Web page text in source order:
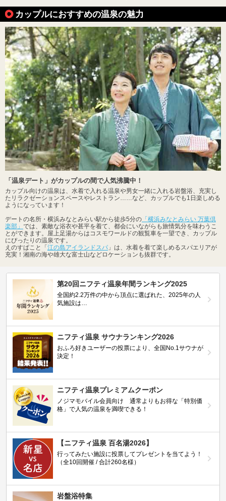
カップルにおすすめの温泉の魅力
「温泉デート」がカップルの間で人気沸騰中！
カップル向けの温泉は、水着で入れる温泉や男女一緒に入れる岩盤浴、充実し
たリラクゼーションスペースやレストラン……など、カップルでも1日楽しめる
ようになっています！
デートの名所・横浜みなとみらい駅から徒歩5分の 「横浜みなとみらい 万葉倶
楽部」 では、素敵な浴衣や甚平を着て、都会にいながらも旅情気分を味わうこ
とができます。屋上足湯からはコスモワールドの観覧車を一望でき、カップル
にぴったりの温泉です。
えのすぱこと「江の島アイランドスパ 」は、水着を着て楽しめるスパエリアが
充実！湘南の海や雄大な富士山などロケーションも抜群です。
第20回ニフティ温泉年間ランキング2025
全国約2.2万件の中から頂点に選ばれた、2025年の人
気施設は…
ニフティ温泉 サウナランキング2026
おふろ好きユーザーの投票により、全国No.1サウナが
決定！
ニフティ温泉プレミアムクーポン
ノジマモバイル会員向け 通常よりもお得な「特別価
格」で人気の温泉を満喫できる！
【ニフティ温泉 百名湯2026】
行ってみたい施設に投票してプレゼントを当てよう！
（全10回開催 / 合計260名様）
岩盤浴特集